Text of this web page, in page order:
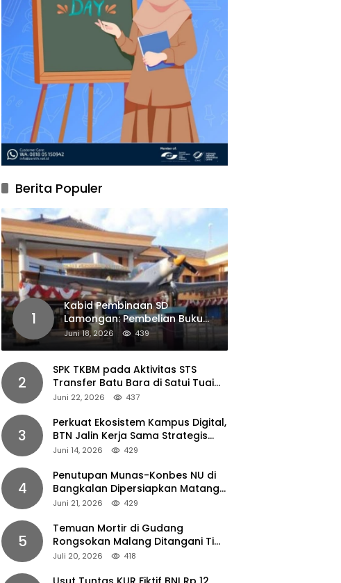
Berita Populer
1
Kabid Pembinaan SD
Lamongan: Pembelian Buku
Pendamping Tidak Boleh
Dipaksakan
Juni 18, 2026 439
2
SPK TKBM pada Aktivitas STS
Transfer Batu Bara di Satui Tuai
Sorotan
Juni 22, 2026 437
3
Perkuat Ekosistem Kampus Digital,
BTN Jalin Kerja Sama Strategis
dengan UNAIR
Juni 14, 2026 429
4
Penutupan Munas-Konbes NU di
Bangkalan Dipersiapkan Matang,
Gus Ipul Turun Tangan
Juni 21, 2026 429
5
Temuan Mortir di Gudang
Rongsokan Malang Ditangani Tim
Gegana Polda Jatim
Juli 20, 2026 418